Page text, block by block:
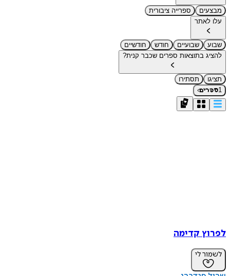
מבצעים
ספרייה ציבורית
עלו לאתר
שבוע שבועיים חודש
חודשיים
להציג בתוצאות ספרים שכבר קנית?
תציגו
תסתירו
1ספרים›
לפרוץ קדימה
לשמור לי